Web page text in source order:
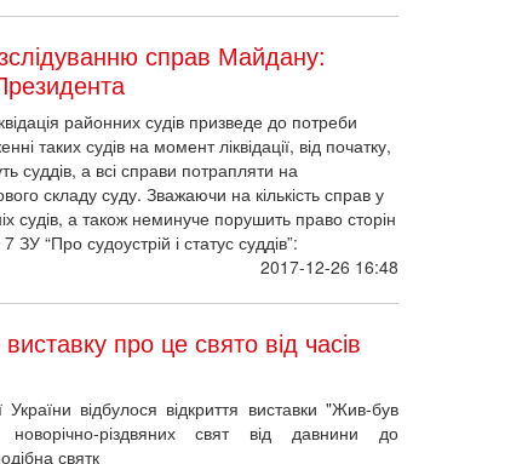
справ Майдану:
районних судів призведе до потреби
таких судів на момент ліквідації, від початку,
суддів, а всі справи потрапляти на
складу суду. Зважаючи на кількість справ у
судів, а також неминуче порушить право сторін
“Про судоустрій і статус суддів”:
2017-12-26 16:48
про це свято від часів
відбулося відкриття виставки "Жив-був
різдвяних свят від давнини до
святк